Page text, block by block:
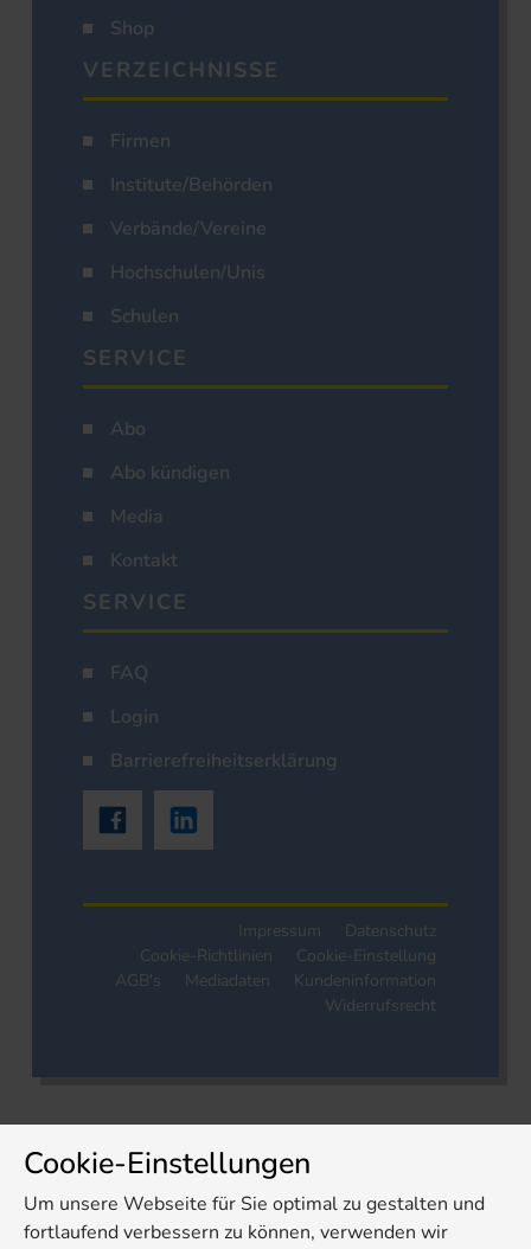
Shop
VERZEICHNISSE
Firmen
Institute/Behörden
Verbände/Vereine
Hochschulen/Unis
Schulen
SERVICE
Abo
Abo kündigen
Media
Kontakt
SERVICE
FAQ
Login
Barrierefreiheitserklärung
Impressum
Datenschutz
Cookie-Richtlinien
Cookie-Einstellung
AGB's
Mediadaten
Kundeninformation
Widerrufsrecht
Cookie-Einstellungen
Um unsere Webseite für Sie optimal zu gestalten und
fortlaufend verbessern zu können, verwenden wir